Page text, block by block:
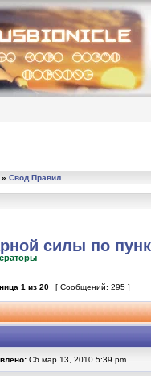
» Свод Правил
силы по
1 из 20 [ Сообщений: 295 ]
Сб мар 13, 2010 5:39 pm